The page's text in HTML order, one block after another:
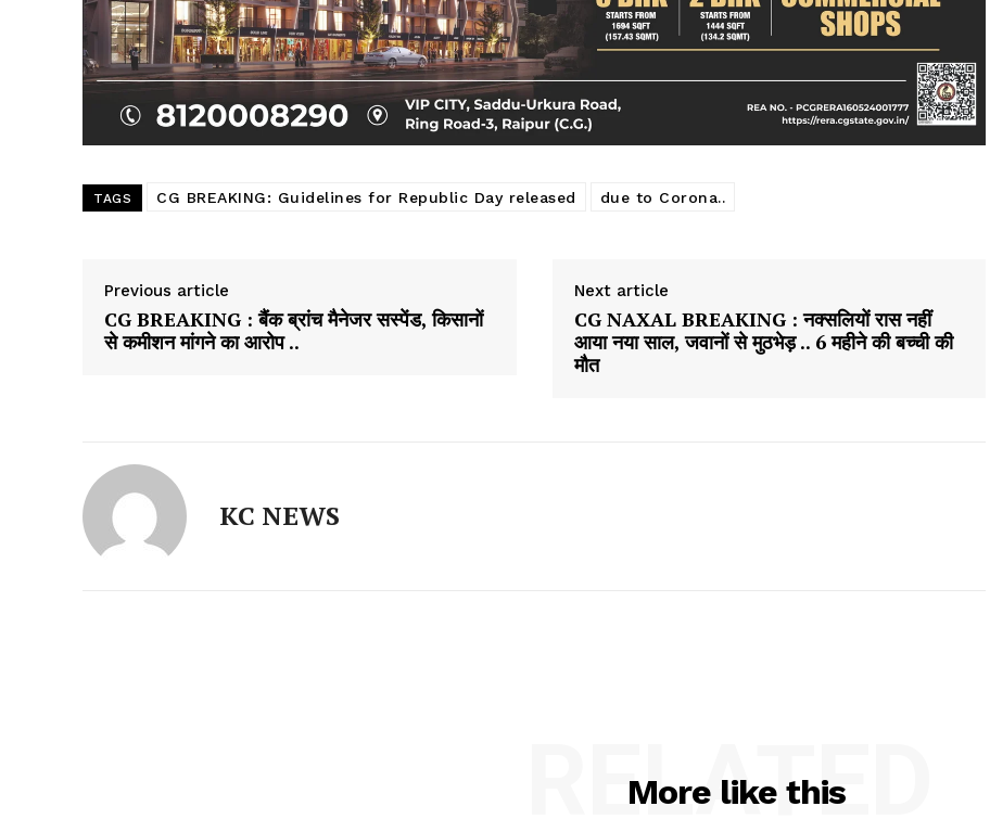
TAGS CG BREAKING: Guidelines for Republic Day released due to Corona..
Previous article
CG BREAKING : बैंक ब्रांच मैनेजर सस्पेंड, किसानों
से कमीशन मांगने का आरोप ..
Next article
CG NAXAL BREAKING : नक्सलियों रास नहीं
आया नया साल, जवानों से मुठभेड़ .. 6 महीने की बच्ची की
मौत
KC NEWS
More like this
RELATED